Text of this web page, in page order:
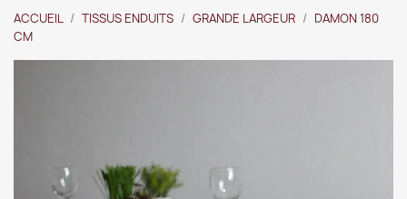
ACCUEIL TISSUS ENDUITS GRANDE LARGEUR
DAMON 180
CM